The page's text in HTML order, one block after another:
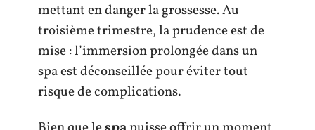
mettant en danger la grossesse. Au
troisième trimestre, la prudence est de
mise : l’immersion prolongée dans un
spa est déconseillée pour éviter tout
risque de complications.